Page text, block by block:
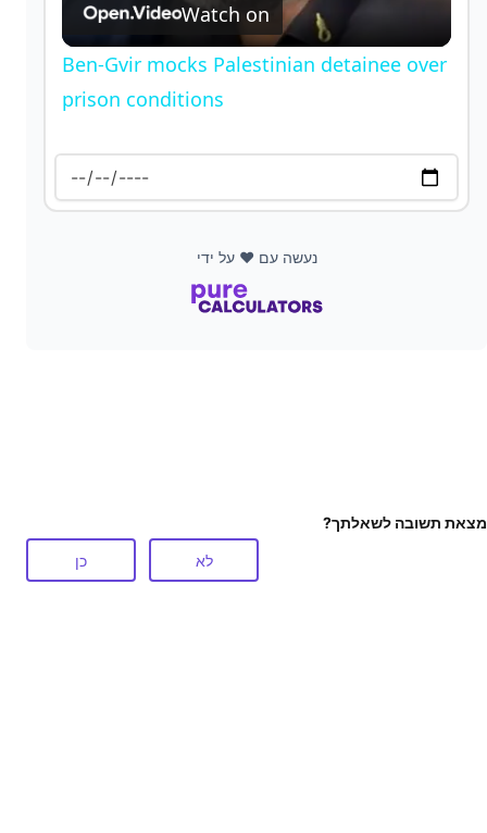
l
y
i
Watch on
Ben-Gvir mocks Palestinian detainee over
prison conditions
נעשה עם ❤️ על ידי
מצאת תשובה לשאלתך?
כן לא